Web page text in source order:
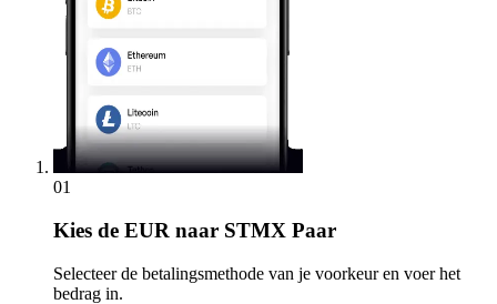
01
Kies de EUR naar STMX Paar
Selecteer de betalingsmethode van je voorkeur en voer het
bedrag in.